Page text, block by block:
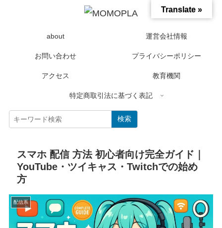
about 運営会社情報
お問い合わせ プライバシーポリシー
アクセス 教育機関
特定商取引法に基づく表記
検索
スマホ 配信 方法 初心者向け完全ガイド｜
YouTube・ツイキャス・Twitchでの始め
方
配信系
Translate »